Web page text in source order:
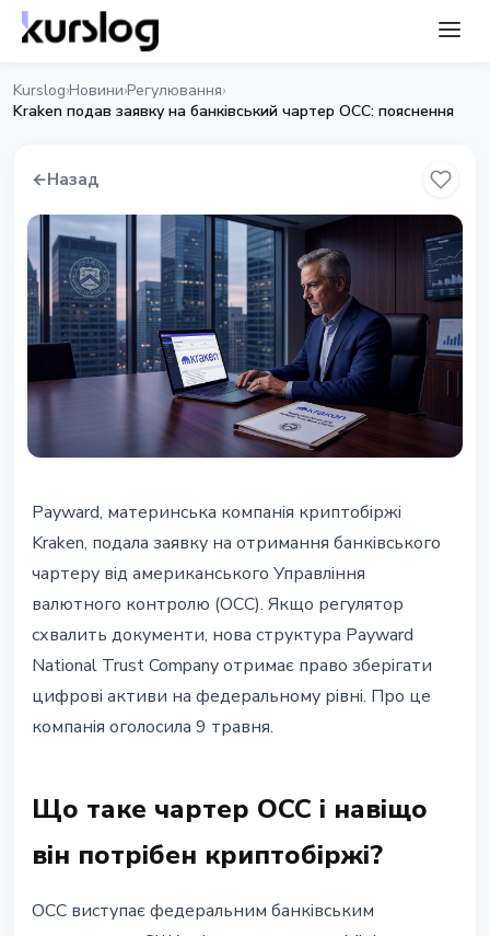
Kurslog›Новини›Регулювання›
Kraken подав заявку на банківський чартер OCC: пояснення
←Назад
Kraken подав заявку на чартер
OCC: що це дасть ринку
9 травня 2026 р.4 хв читання
Наталія Дорофєєва
Payward, материнська компанія криптобіржі
Kraken, подала заявку на отримання банківського
чартеру від американського Управління
валютного контролю (OCC). Якщо регулятор
схвалить документи, нова структура Payward
National Trust Company отримає право зберігати
цифрові активи на федеральному рівні. Про це
компанія оголосила 9 травня.
Що таке чартер OCC і навіщо
він потрібен криптобіржі?
OCC виступає федеральним банківським